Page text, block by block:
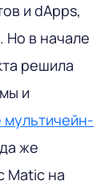
и dApps,
Но в начале
решила
и
мультичейн-
же
Matic на